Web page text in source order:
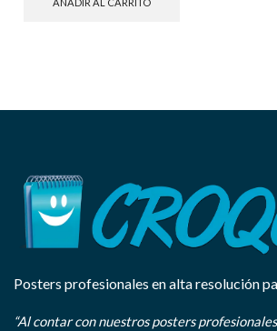
Posters profesionales en alta resolución
“Al contar con nuestros posters